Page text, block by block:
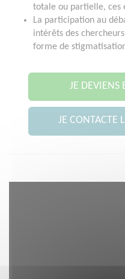
totale ou partielle, ces
La participation au
intérêts des
forme de
JE DEVIENS
JE CONTACTE